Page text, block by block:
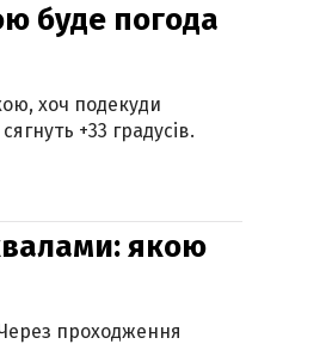
буде погода
хоч подекуди
+33 градусів.
якою
проходження